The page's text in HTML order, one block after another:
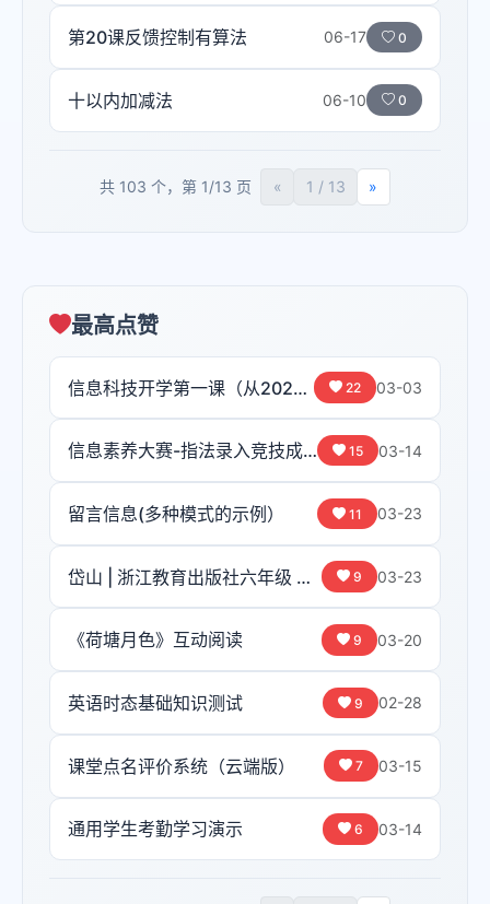
第20课反馈控制有算法 06-17 0
十以内加减法 06-10 0
共 103 个，第 1/13 页 « 1 / 13 »
最高点赞
信息科技开学第一课（从2026春晚看信息科技的“策马扬鞭”） 22 03-03
信息素养大赛-指法录入竞技成绩汇总分析系统 15 03-14
留言信息(多种模式的示例） 11 03-23
岱山 | 浙江教育出版社六年级 枚举算法互动教学网页 9 03-23
《荷塘月色》互动阅读 9 03-20
英语时态基础知识测试 9 02-28
课堂点名评价系统（云端版） 7 03-15
通用学生考勤学习演示 6 03-14